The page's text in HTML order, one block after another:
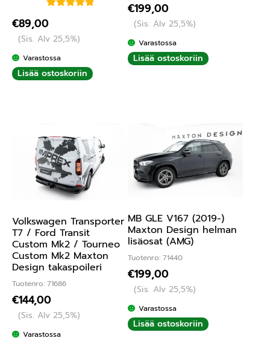
5.00/ 5
€89,00
(Sis. Alv 25,5%)
Varastossa
Lisää ostoskoriin
€199,00
(Sis. Alv 25,5%)
Varastossa
Lisää ostoskoriin
Volkswagen Transporter
T7 / Ford Transit
Custom Mk2 / Tourneo
Custom Mk2 Maxton
Design takaspoileri
Tuotenro: 71686
€144,00
(Sis. Alv 25,5%)
Varastossa
MB GLE V167 (2019-)
Maxton Design helman
lisäosat (AMG)
Tuotenro: 71440
€199,00
(Sis. Alv 25,5%)
Varastossa
Lisää ostoskoriin